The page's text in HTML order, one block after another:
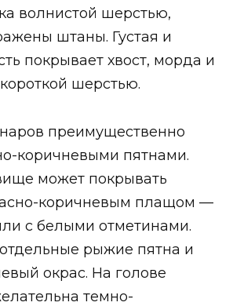
волнистой шерстью,
штаны. Густая и
покрывает хвост, морда и
шерстью.
преимущественно
коричневыми пятнами.
может покрывать
коричневым плащом —
с белыми отметинами.
рыжие пятна и
окрас. На голове
темно-